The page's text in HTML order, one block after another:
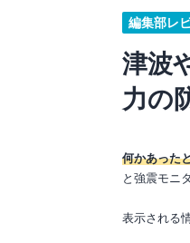
編集部レ
津波
力の
何かあった
と強震モニ
表示される